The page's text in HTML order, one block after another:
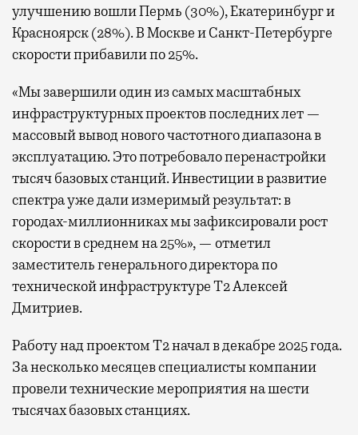
улучшению вошли Пермь (30%), Екатеринбург и
Красноярск (28%). В Москве и Санкт-Петербурге
скорости прибавили по 25%.
«Мы завершили один из самых масштабных
инфраструктурных проектов последних лет —
массовый вывод нового частотного диапазона в
эксплуатацию. Это потребовало перенастройки
тысяч базовых станций. Инвестиции в развитие
спектра уже дали измеримый результат: в
городах-миллионниках мы зафиксировали рост
скорости в среднем на 25%», — отметил
заместитель генерального директора по
технической инфраструктуре Т2 Алексей
Дмитриев.
Работу над проектом Т2 начал в декабре 2025 года.
За несколько месяцев специалисты компании
провели технические мероприятия на шести
тысячах базовых станциях.